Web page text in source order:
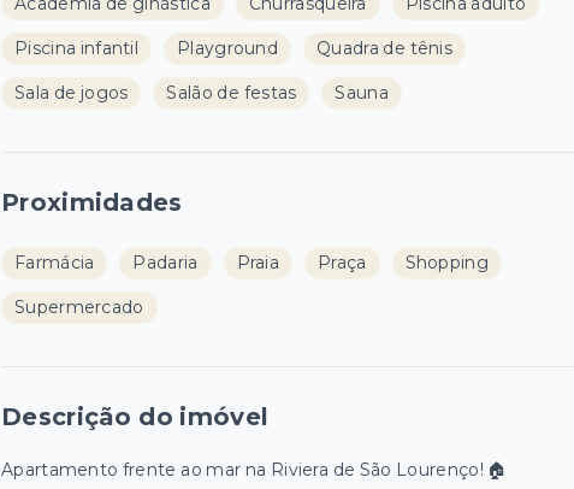
Piscina infantil Playground Quadra de tênis
Sala de jogos Salão de festas Sauna
Proximidades
Farmácia Padaria Praia Praça Shopping
Supermercado
Descrição do imóvel
Apartamento frente ao mar na Riviera de São Lourenço! 🏠